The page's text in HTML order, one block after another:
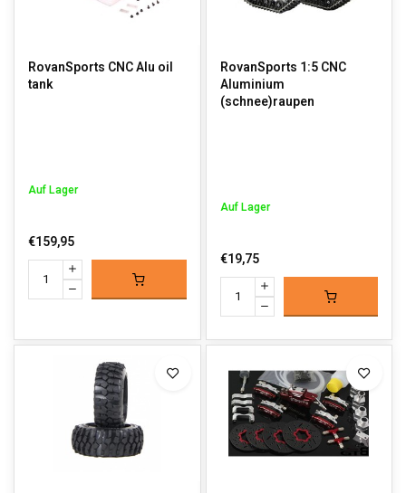
RovanSports CNC Alu oil
tank
Auf Lager
€159,95
RovanSports 1:5 CNC
Aluminium
(schnee)raupen
Auf Lager
€19,75